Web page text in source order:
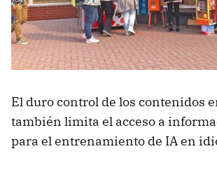
El duro control de los contenidos
también limita el acceso a
para el entrenamiento de IA en